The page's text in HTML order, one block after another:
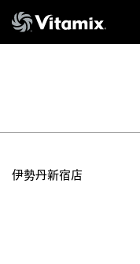
伊勢丹新宿店